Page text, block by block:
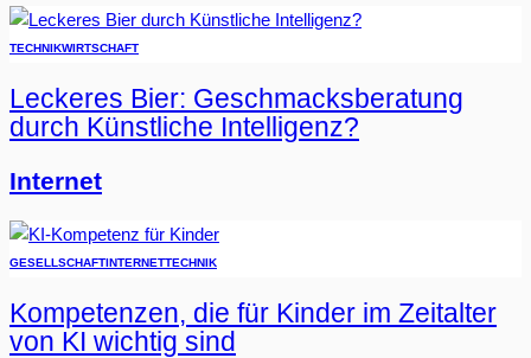
TECHNIKWIRTSCHAFT
Leckeres Bier: Geschmacksberatung
durch Künstliche Intelligenz?
Internet
GESELLSCHAFTINTERNETTECHNIK
Kompetenzen, die für Kinder im Zeitalter
von KI wichtig sind